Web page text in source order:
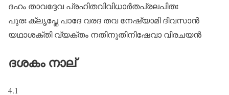
ദഹം താവദ്ദേവ പ്രഹിതവിവിധാർതപ്രലപിതഃ
പുരഃ ക്ലൃപ്തേ പാദേ വരദ തവ നേഷ്യാമി ദിവസാൻ
യഥാശക്തി വ്യക്തം നതിനുതിനിഷേവാ വിരചയൻ
ദശകം നാല്‌
4.1